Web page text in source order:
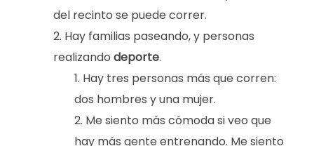
del recinto se puede correr.
Hay familias paseando, y personas
realizando deporte.
Hay tres personas más que corren:
dos hombres y una mujer.
Me siento más cómoda si veo que
hay más gente entrenando. Me siento